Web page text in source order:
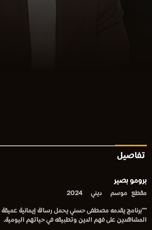
تفاصيل
برومو بصير
مقطع موسم ديني 2024
""برنامج يقدمه مصطفى حسني يحمل رسالة إيمانية
المشاهدين على فهم الدين وتطبيقه في حياتهم اليومية.